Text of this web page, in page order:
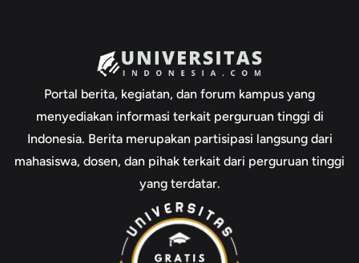
Portal berita, kegiatan, dan forum kampus yang
menyediakan informasi terkait perguruan tinggi di
Indonesia. Berita merupakan partisipasi langsung dari
mahasiswa, dosen, dan pihak terkait dari perguruan tinggi
yang terdatar.